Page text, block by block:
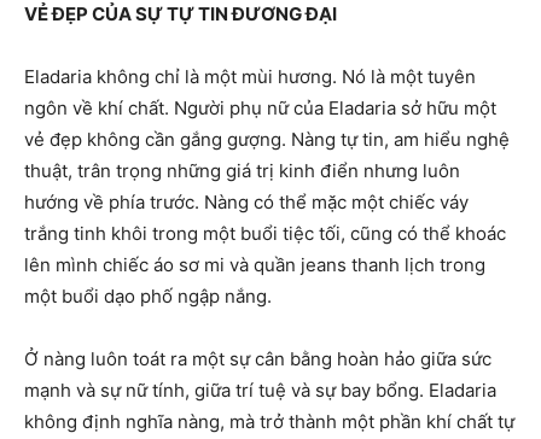
VẺ ĐẸP CỦA SỰ TỰ TIN ĐƯƠNG ĐẠI
Eladaria không chỉ là một mùi hương. Nó là một tuyên
ngôn về khí chất. Người phụ nữ của Eladaria sở hữu một
vẻ đẹp không cần gắng gượng. Nàng tự tin, am hiểu nghệ
thuật, trân trọng những giá trị kinh điển nhưng luôn
hướng về phía trước. Nàng có thể mặc một chiếc váy
trắng tinh khôi trong một buổi tiệc tối, cũng có thể khoác
lên mình chiếc áo sơ mi và quần jeans thanh lịch trong
một buổi dạo phố ngập nắng.
Ở nàng luôn toát ra một sự cân bằng hoàn hảo giữa sức
mạnh và sự nữ tính, giữa trí tuệ và sự bay bổng. Eladaria
không định nghĩa nàng, mà trở thành một phần khí chất tự